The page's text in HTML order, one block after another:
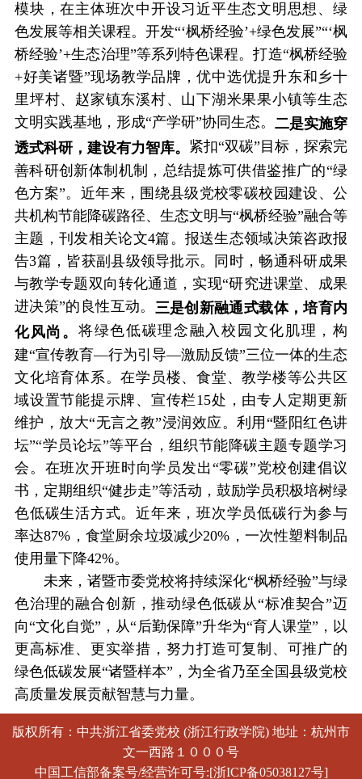
模块，在主体班次中开设习近平生态文明思想、绿
色发展等相关课程。开发“‘枫桥经验’+绿色发展”“‘枫
桥经验’+生态治理”等系列特色课程。打造“枫桥经验
+好美诸暨”现场教学品牌，优中选优提升东和乡十
里坪村、赵家镇东溪村、山下湖米果果小镇等生态
文明实践基地，形成“产学研”协同生态。 二是实施穿
透式科研，建设有力智库。 紧扣“双碳”目标，探索完
善科研创新体制机制，总结提炼可供借鉴推广的“绿
色方案”。近年来，围绕县级党校零碳校园建设、公
共机构节能降碳路径、生态文明与“枫桥经验”融合等
主题，刊发相关论文4篇。报送生态领域决策咨政报
告3篇，皆获副县级领导批示。同时，畅通科研成果
与教学专题双向转化通道，实现“研究进课堂、成果
进决策”的良性互动。 三是创新融通式载体，培育内
化风尚。 将绿色低碳理念融入校园文化肌理，构
建“宣传教育—行为引导—激励反馈”三位一体的生态
文化培育体系。在学员楼、食堂、教学楼等公共区
域设置节能提示牌、宣传栏15处，由专人定期更新
维护，放大“无言之教”浸润效应。利用“暨阳红色讲
坛”“学员论坛”等平台，组织节能降碳主题专题学习
会。在班次开班时向学员发出“零碳”党校创建倡议
书，定期组织“健步走”等活动，鼓励学员积极培树绿
色低碳生活方式。近年来，班次学员低碳行为参与
率达87%，食堂厨余垃圾减少20%，一次性塑料制品
使用量下降42%。
未来，诸暨市委党校将持续深化“枫桥经验”与绿
色治理的融合创新，推动绿色低碳从“标准契合”迈
向“文化自觉”，从“后勤保障”升华为“育人课堂”，以
更高标准、更实举措，努力打造可复制、可推广的
绿色低碳发展“诸暨样本”，为全省乃至全国县级党校
高质量发展贡献智慧与力量。
版权所有：中共浙江省委党校 (浙江行政学院) 地址：杭州市
文一西路１０００号
中国工信部备案号/经营许可号:[浙ICP备05038127号]